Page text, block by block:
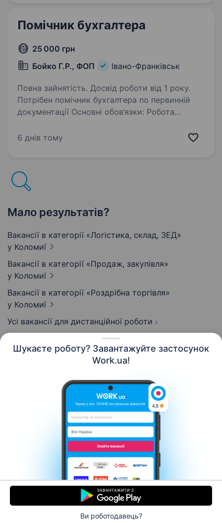
Шукаєте роботу? Завантажуйте застосунок
Work.ua!
Ви роботодавець?
Помічник бухгалтера
25 000 грн
Бойко Г.Р., ФОП
Івано-Франківськ
Повна зайнятість. Досвід роботи від 1 року.
Потрібен помічник бухгалтера по первинній
документації Основні обов’язки: Робота
Ведення документального обліку Наш
6 днів тому
Мало результатів?
Вакансії в категорії «Логістика, склад, ЗЕД»
у Коломиї
Вакансії в категорії «Продаж, закупівля»
у Коломиї
Вакансії в категорії «Роздрібна торгівля»
у Коломиї
Усі вакансії для дистанційної роботи
Контакти Про нас
Кар’єра
Допомога Умови використання